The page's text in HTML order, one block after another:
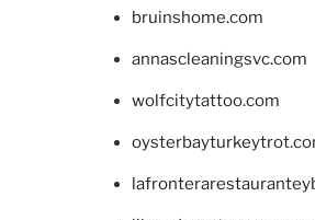
bruinshome.com
annascleaningsvc.com
wolfcitytattoo.com